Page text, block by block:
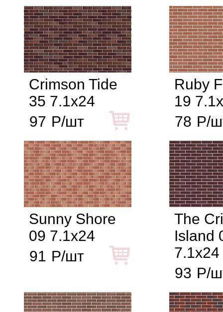
Crimson Tide
35 7.1x24
97 Р/шт
Ruby
19
78 Р/
Sunny Shore
09 7.1x24
91 Р/шт
The
Island
7.1x24
93 Р/